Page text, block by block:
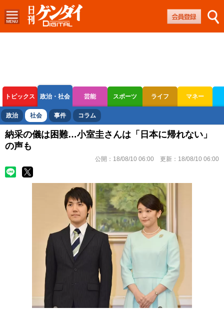
トピックス 政治・社会 芸能 スポーツ ライフ マネー
ボートレース 競輪 オートレース
政治 社会 事件 コラム
納采の儀は困難…小室圭さんは「日本に帰れない」
の声も
公開： 18/08/10 06:00 更新： 18/08/10 06:00